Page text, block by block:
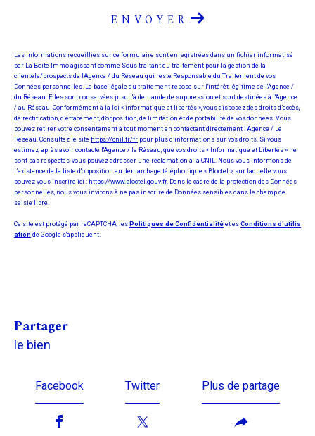
ENVOYER
Les informations recueillies sur ce formulaire sont enregistrées dans un fichier informatisé
par La Boite Immo agissant comme Sous-traitant du traitement pour la gestion de la
clientèle/prospects de l'Agence / du Réseau qui reste Responsable du Traitement de vos
Données personnelles. La base légale du traitement repose sur l'intérêt légitime de l'Agence /
du Réseau. Elles sont conservées jusqu'à demande de suppression et sont destinées à l'Agence
/ au Réseau. Conformément à la loi « informatique et libertés », vous disposez des droits d’accès,
de rectification, d’effacement, d’opposition, de limitation et de portabilité de vos données. Vous
pouvez retirer votre consentement à tout moment en contactant directement l’Agence / Le
Réseau. Consultez le site https://cnil.fr/fr pour plus d’informations sur vos droits. Si vous
estimez, après avoir contacté l'Agence / le Réseau, que vos droits « Informatique et Libertés » ne
sont pas respectés, vous pouvez adresser une réclamation à la CNIL. Nous vous informons de
l’existence de la liste d'opposition au démarchage téléphonique « Bloctel », sur laquelle vous
pouvez vous inscrire ici : https://www.bloctel.gouv.fr. Dans le cadre de la protection des Données
personnelles, nous vous invitons à ne pas inscrire de Données sensibles dans le champ de
saisie libre.
Ce site est protégé par reCAPTCHA, les Politiques de Confidentialité et es Conditions d'utilis
ation de Google s'appliquent.
partager
le bien
Facebook Twitter Plus de partage